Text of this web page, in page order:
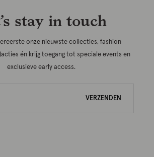
stay in touch
onze nieuwste collecties, fashion
én krijg toegang tot speciale events en
exclusieve early access.
VERZENDEN